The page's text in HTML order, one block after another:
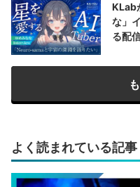
KLab
な」
る配
よく読まれている記事